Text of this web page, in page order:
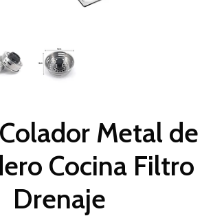
Metal de
Cocina Filtro
Drenaje